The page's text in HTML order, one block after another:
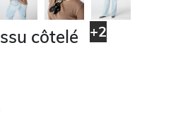
+2
côtelé